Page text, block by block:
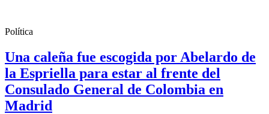
Política
Una caleña fue escogida por Abelardo de
la Espriella para estar al frente del
Consulado General de Colombia en
Madrid